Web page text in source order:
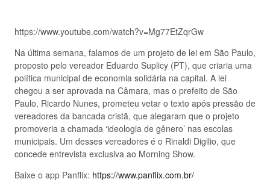
https://www.youtube.com/watch?v=Mg77EtZqrGw
Na última semana, falamos de um projeto de lei em São Paulo,
proposto pelo vereador Eduardo Suplicy (PT), que criaria uma
política municipal de economia solidária na capital. A lei
chegou a ser aprovada na Câmara, mas o prefeito de São
Paulo, Ricardo Nunes, prometeu vetar o texto após pressão de
vereadores da bancada cristã, que alegaram que o projeto
promoveria a chamada ‘ideologia de gênero’ nas escolas
municipais. Um desses vereadores é o Rinaldi Digilio, que
concede entrevista exclusiva ao Morning Show.
Baixe o app Panflix: https://www.panflix.com.br/